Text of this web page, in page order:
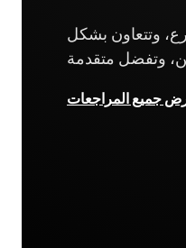
وتتعاون بشكل
جميع المراجعات